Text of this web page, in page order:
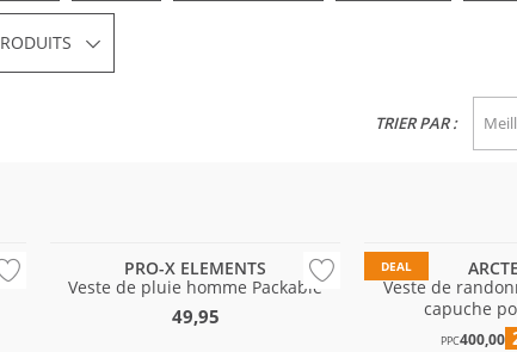
TRIER PAR :
PRO-X ELEMENTS
Veste de pluie homme Packable
49,95
DEAL
Veste de
capuche
PPC400,00